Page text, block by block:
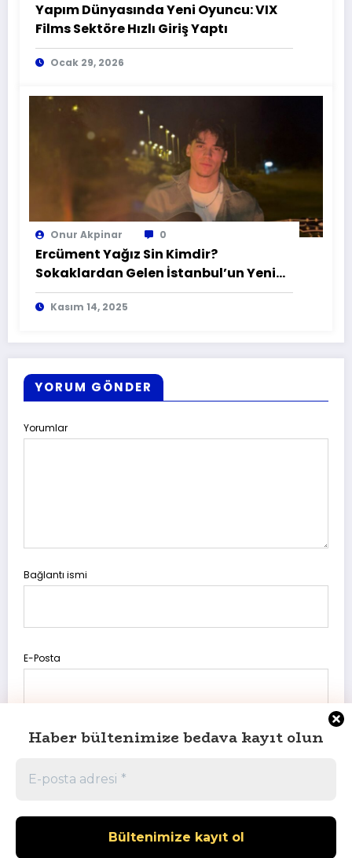
Haber bültenimize bedava kayıt olun
Yapım Dünyasında Yeni Oyuncu: VIX
Films Sektöre Hızlı Giriş Yaptı
Ocak 29, 2026
Onur Akpinar 0
Ercüment Yağız Sin Kimdir?
Sokaklardan Gelen İstanbul’un Yeni
Sesi
Kasım 14, 2025
YORUM GÖNDER
Yorumlar
Bağlantı ismi
E-Posta